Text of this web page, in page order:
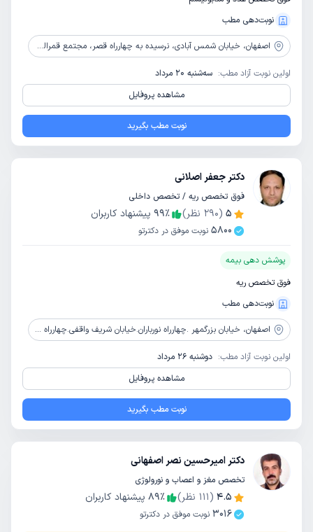
نوبت‌دهی مطب
اصفهان، خیابان شمس آبادی، نرسیده به چهارراه قصر، مجتمع قمرالدوله، طبقه2،واحد211
اولین نوبت آزاد مطب: سه‌شنبه 20 مرداد
مشاهده پروفایل
نوبت مطب بگیرید
دکتر جعفر اصلانی
فوق تخصص ریه / تخصص داخلی
5
(
290 نظر) 99٪
پیشنهاد کاربران
5800 نوبت موفق در دکترتو
پوشش دهی بیمه
فوق تخصص ریه
نوبت‌دهی مطب
اصفهان، خیابان بزرگمهر .چهارراه نورباران.خیابان شریف واقفی.چهارراه ابوالحسن اصفهانی.نبش خیابان گلزار .ساختمان پزشکی پاراتیکا .طبقه سوم
اولین نوبت آزاد مطب: دوشنبه 26 مرداد
مشاهده پروفایل
نوبت مطب بگیرید
دکتر امیرحسین نصر اصفهانی
تخصص مغز و اعصاب و نورولوژی
4.5
(
111 نظر) 89٪
پیشنهاد کاربران
3016 نوبت موفق در دکترتو